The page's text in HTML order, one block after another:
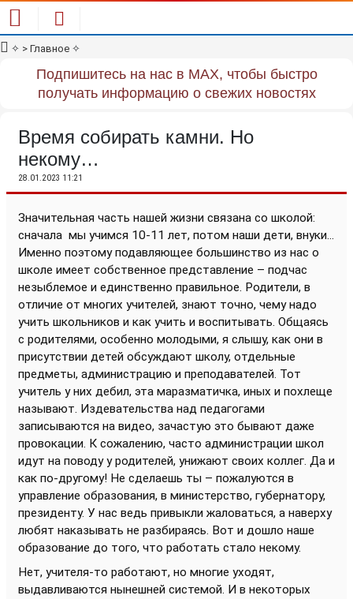
✧ > Главное ✧
Подпишитесь на нас в MAX, чтобы быстро
получать информацию о свежих новостях
Время собирать камни. Но
некому…
28.01.2023 11:21
Значительная часть нашей жизни связана со школой:
сначала мы учимся 10-11 лет, потом наши дети, внуки...
Именно поэтому подавляющее большинство из нас о
школе имеет собственное представление – подчас
незыблемое и единственно правильное. Родители, в
отличие от многих учителей, знают точно, чему надо
учить школьников и как учить и воспитывать. Общаясь
с родителями, особенно молодыми, я слышу, как они в
присутствии детей обсуждают школу, отдельные
предметы, администрацию и преподавателей. Тот
учитель у них дебил, эта маразматичка, иных и похлеще
называют. Издевательства над педагогами
записываются на видео, зачастую это бывают даже
провокации. К сожалению, часто администрации школ
идут на поводу у родителей, унижают своих коллег. Да и
как по-другому! Не сделаешь ты – пожалуются в
управление образования, в министерство, губернатору,
президенту. У нас ведь привыкли жаловаться, а наверху
любят наказывать не разбираясь. Вот и дошло наше
образование до того, что работать стало некому.
Нет, учителя-то работают, но многие уходят,
выдавливаются нынешней системой. И в некоторых